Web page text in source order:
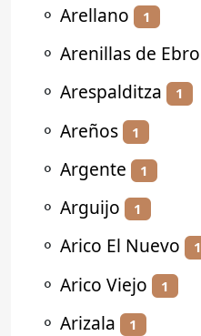
⚬ Arellano 1
⚬ Arenillas de Ebro
⚬ Arespalditza 1
⚬ Areños 1
⚬ Argente 1
⚬ Arguijo 1
⚬ Arico El Nuevo 1
⚬ Arico Viejo 1
⚬ Arizala 1